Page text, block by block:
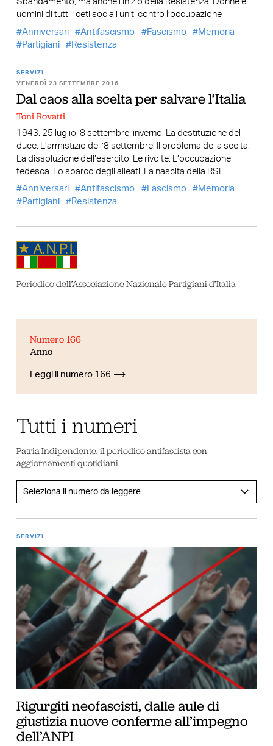
uomini di tutti i ceti sociali uniti contro l’occupazione
Anniversari
Antifascismo Fascismo
Memoria
Partigiani
Resistenza
SERVIZI
VENERDÌ 23 SETTEMBRE 2016
Dal caos alla scelta per salvare l’Italia
Toni Rovatti
1943: 25 luglio, 8 settembre, inverno. La destituzione del
duce. L’armistizio dell’8 settembre. Il problema della scelta.
La dissoluzione dell’esercito. Le rivolte. L’occupazione
tedesca. Lo sbarco degli alleati. La nascita della RSI
Anniversari
Antifascismo Fascismo
Memoria
Partigiani
Resistenza
Periodico dell’Associazione Nazionale Partigiani d’Italia
Numero 166
Anno
Leggi il numero 166
Tutti i numeri
Patria Indipendente, il periodico antifascista con
aggiornamenti quotidiani.
SERVIZI
Rigurgiti neofascisti, dalle aule di
giustizia nuove conferme all’impegno
dell’ANPI